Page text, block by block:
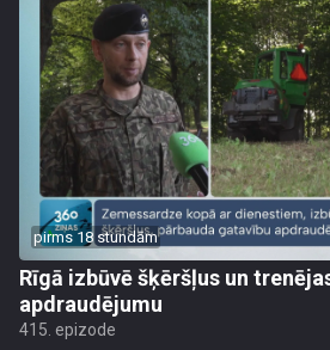
pirms 18 stundām
Rīgā izbūvē šķēršļus un
apdraudējumu
415. epizode